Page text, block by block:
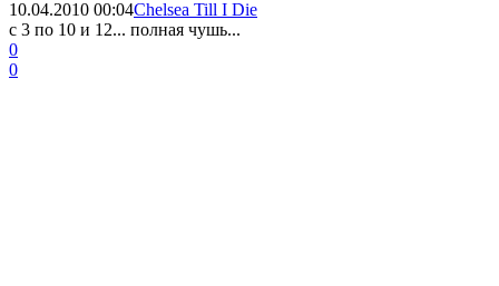
10.04.2010 00:04Chelsea Till I Die
c 3 по 10 и 12... полная чушь...
0
0